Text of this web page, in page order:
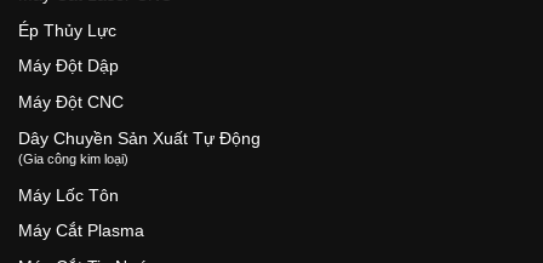
Ép Thủy Lực
Máy Đột Dập
Máy Đột CNC
Dây Chuyền Sản Xuất Tự Động
(Gia công kim loại)
Máy Lốc Tôn
Máy Cắt Plasma